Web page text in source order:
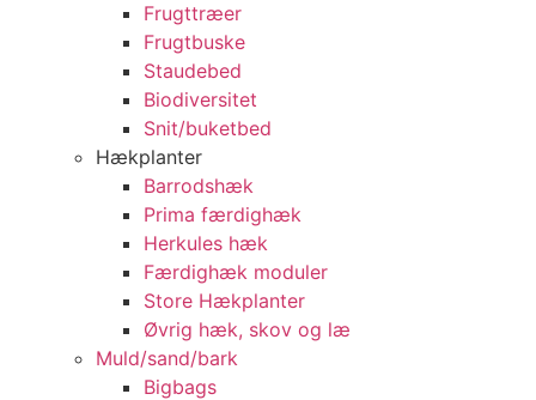
Frugttræer
Frugtbuske
Staudebed
Biodiversitet
Snit/buketbed
Hækplanter
Barrodshæk
Prima færdighæk
Herkules hæk
Færdighæk moduler
Store Hækplanter
Øvrig hæk, skov og læ
Muld/sand/bark
Bigbags